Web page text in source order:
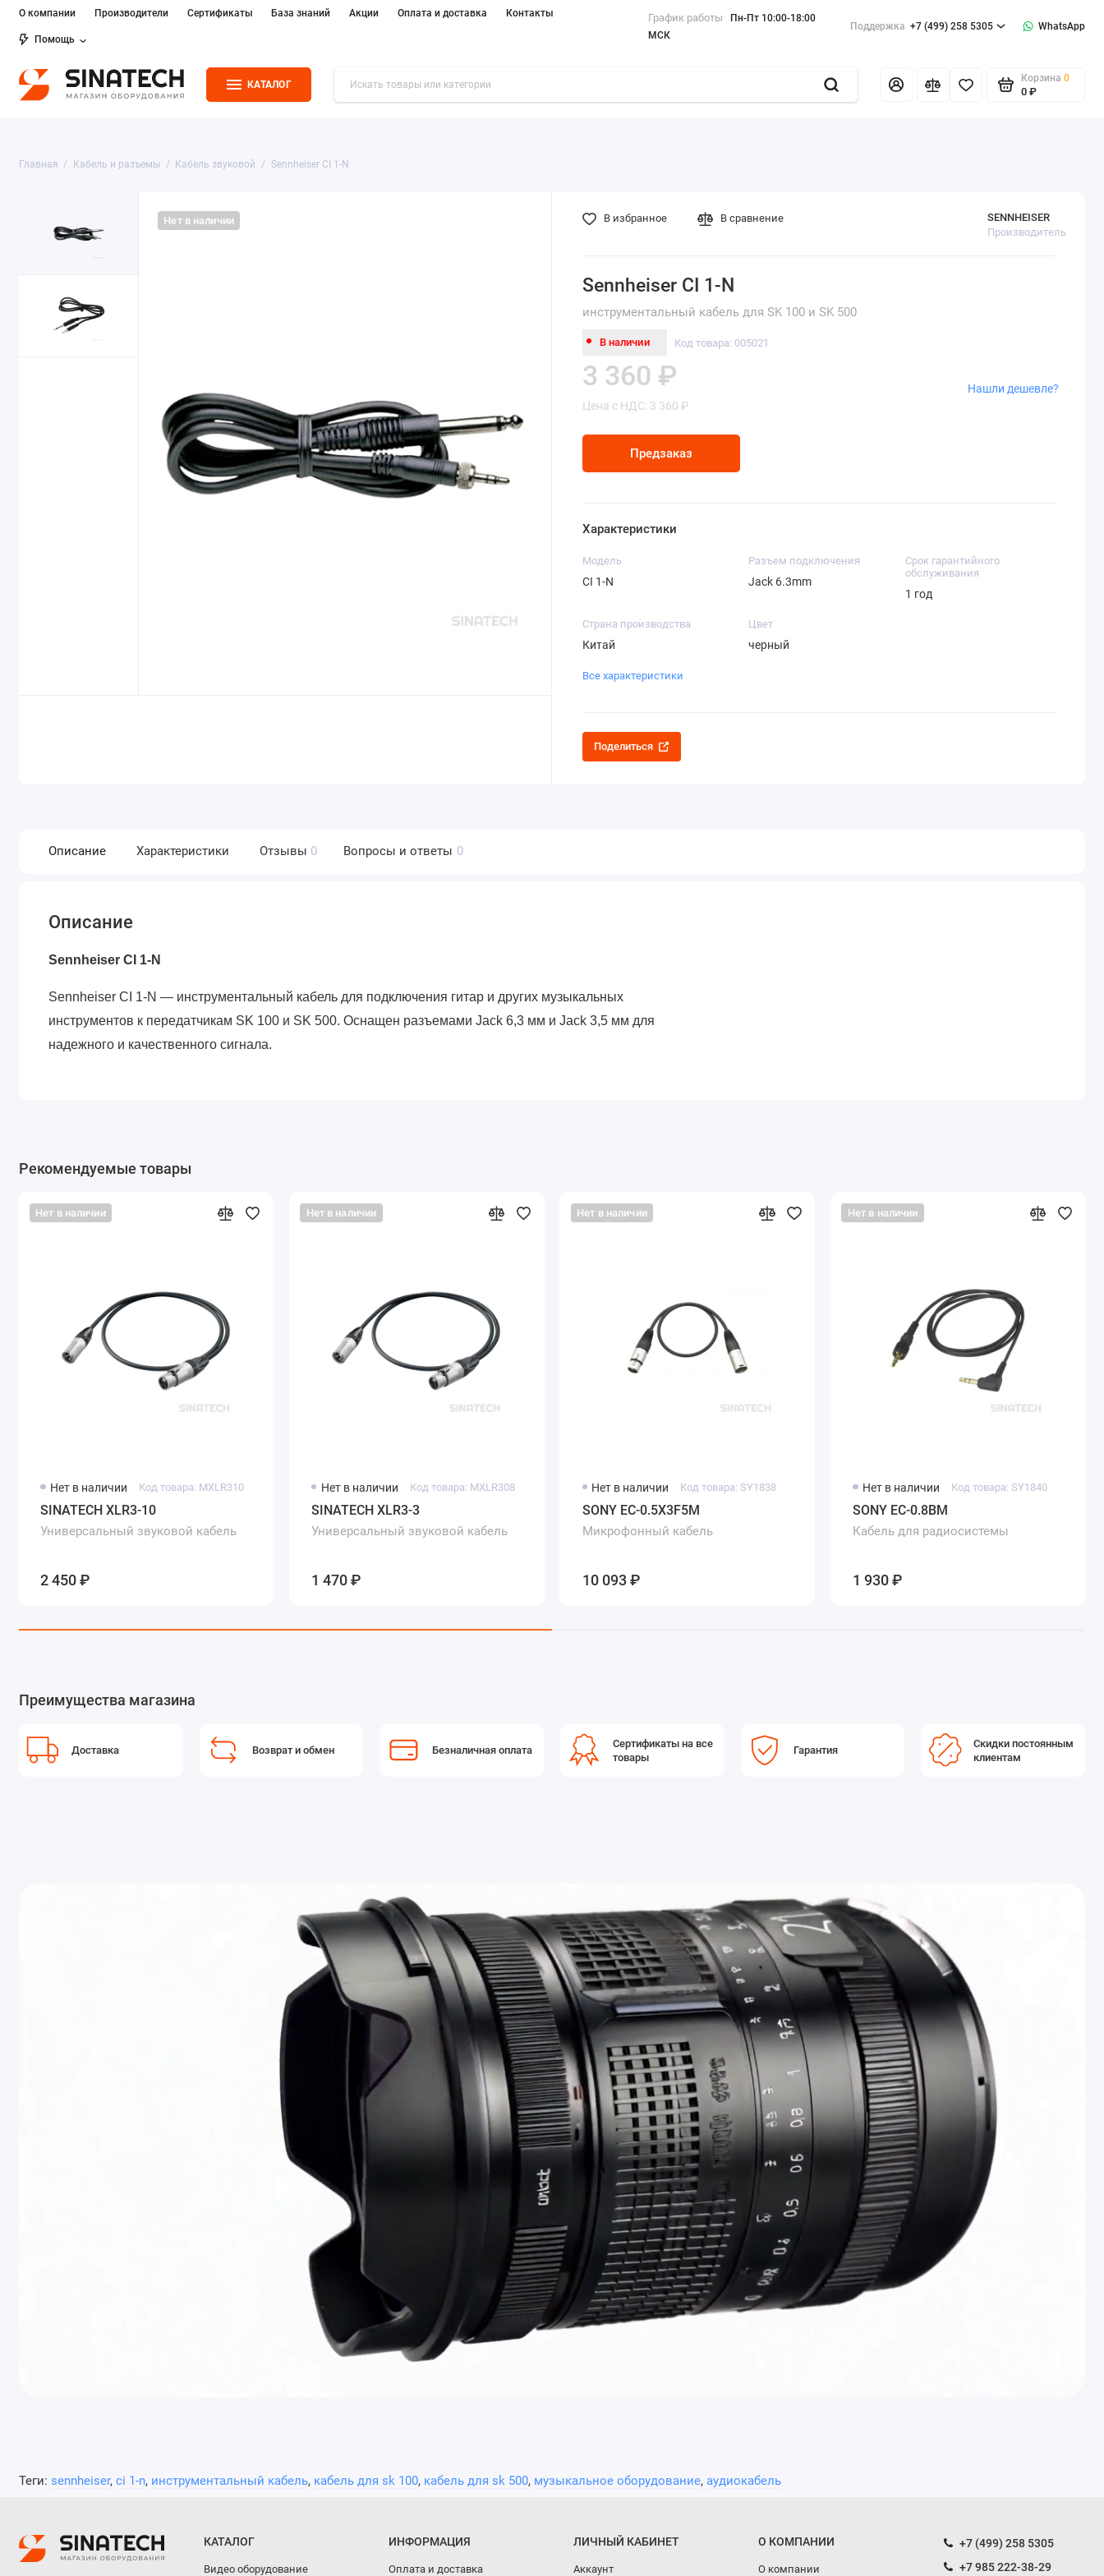
О компании Производители Сертификаты База знаний Акции Оплата и доставка Контакты
Помощь
График работы
Пн-Пт 10:00-18:00
МСК
Поддержка +7 (499) 258 5305 WhatsApp
КАТАЛОГ
Корзина 0
0 ₽
Главная Кабель и разъемы Кабель звуковой Sennheiser CI 1-N
Нет в наличии
Sennheiser CI 1-N
инструментальный кабель для SK 100 и SK 500
В наличии Код товара: 005021
SENNHEISER
Производитель
3 360 ₽
Цена с НДС: 3 360 ₽
Предзаказ
Нашли дешевле?
В избранное В сравнение
Характеристики
Модель
CI 1-N
Разъем подключения
Jack 6.3mm
Срок гарантийного
обслуживания
1 год
Страна производства
Китай
Цвет
черный
Все характеристики
Поделиться
Описание Характеристики Отзывы 0 Вопросы и ответы 0
Описание
Sennheiser CI 1-N
Sennheiser CI 1-N — инструментальный кабель для подключения гитар и других музыкальных
инструментов к передатчикам SK 100 и SK 500. Оснащен разъемами Jack 6,3 мм и Jack 3,5 мм для
надежного и качественного сигнала.
Рекомендуемые товары
Нет в наличии
Нет в наличии Код товара: MXLR310
SINATECH XLR3-10
Универсальный звуковой кабель
2 450 ₽
Нет в наличии
Нет в наличии Код товара: MXLR308
SINATECH XLR3-3
Универсальный звуковой кабель
1 470 ₽
Нет в наличии
Нет в наличии Код товара: SY1838
SONY EC-0.5X3F5M
Микрофонный кабель
10 093 ₽
Нет в наличии
Нет в наличии Код товара: SY1840
SONY EC-0.8BM
Кабель для радиосистемы
1 930 ₽
Преимущества магазина
Доставка Возврат и обмен Безналичная оплата
Сертификаты на все
товары
Гарантия
Скидки постоянным
клиентам
Теги: sennheiser, ci 1-n, инструментальный кабель, кабель для sk 100, кабель для sk 500, музыкальное оборудование, аудиокабель
КАТАЛОГ
Видео оборудование
ИНФОРМАЦИЯ
Оплата и доставка
ЛИЧНЫЙ КАБИНЕТ
Аккаунт
О КОМПАНИИ
О компании
+7 (499) 258 5305
+7 985 222-38-29